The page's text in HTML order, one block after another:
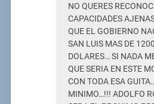
NO QUERES
CAPACIDADES
QUE EL GOBIERNO
SAN LUIS MAS DE
DOLARES… SI NADA
QUE SERIA EN ESTE
CON TODA ESA
MINIMO…!!! ADOLFO